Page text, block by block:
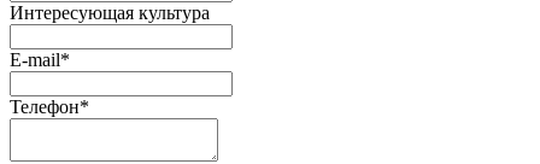
Интересующая культура
E-mail*
Телефон*